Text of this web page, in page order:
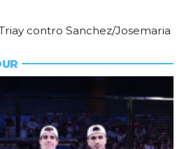
contro Sanchez/Josemaria